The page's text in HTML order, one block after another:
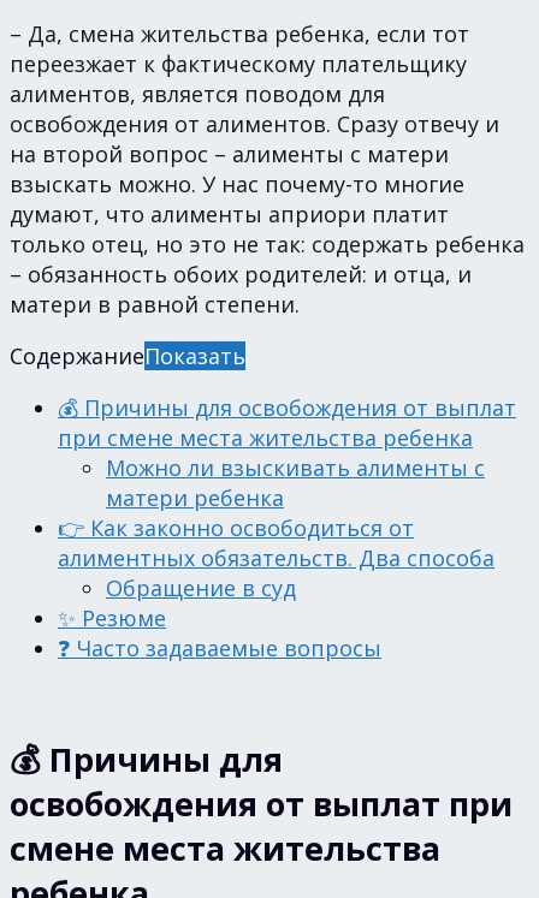
– Да, смена жительства ребенка, если тот
переезжает к фактическому плательщику
алиментов, является поводом для
освобождения от алиментов. Сразу отвечу и
на второй вопрос – алименты с матери
взыскать можно. У нас почему-то многие
думают, что алименты априори платит
только отец, но это не так: содержать ребенка
– обязанность обоих родителей: и отца, и
матери в равной степени.
СодержаниеПоказать
💰 Причины для освобождения от выплат
при смене места жительства ребенка
Можно ли взыскивать алименты с
матери ребенка
👉 Как законно освободиться от
алиментных обязательств. Два способа
Обращение в суд
✨ Резюме
❓ Часто задаваемые вопросы
💰 Причины для
освобождения от выплат при
смене места жительства